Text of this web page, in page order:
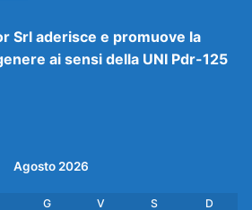
Srl aderisce e promuove la
ai sensi della UNI Pdr-125
Agosto 2026
G V S
D